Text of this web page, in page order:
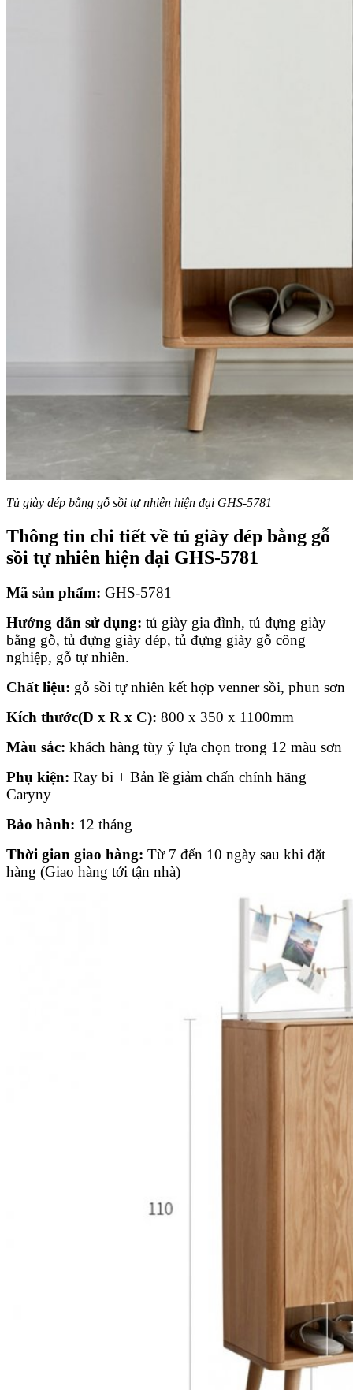
Tủ giày dép bằng gỗ sồi tự nhiên hiện đại GHS-5781
Thông tin chi tiết về tủ giày dép bằng gỗ
sồi tự nhiên hiện đại GHS-5781
Mã sản phẩm: GHS-5781
Hướng dẫn sử dụng: tủ giày gia đình, tủ đựng giày
bằng gỗ, tủ đựng giày dép, tủ đựng giày gỗ công
nghiệp, gỗ tự nhiên.
Chất liệu: gỗ sồi tự nhiên kết hợp venner sồi, phun sơn
Kích thước(D x R x C): 800 x 350 x 1100mm
Màu sắc: khách hàng tùy ý lựa chọn trong 12 màu sơn
Phụ kiện: Ray bi + Bản lề giảm chấn chính hãng
Caryny
Bảo hành: 12 tháng
Thời gian giao hàng: Từ 7 đến 10 ngày sau khi đặt
hàng (Giao hàng tới tận nhà)